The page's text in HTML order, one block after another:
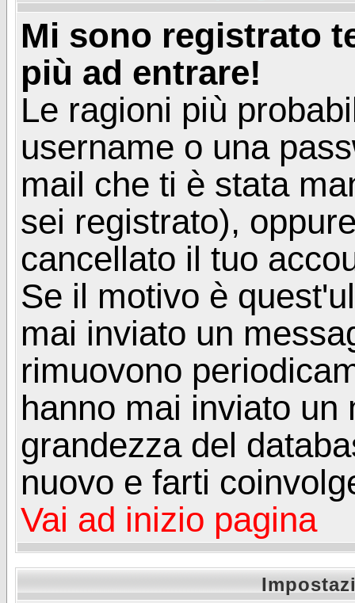
Mi sono registrato
più ad entrare!
Le ragioni più
username o una
mail che ti è stata
sei registrato),
cancellato il tuo
Se il motivo è
mai inviato un
rimuovono
hanno mai inviato
grandezza del
nuovo e farti
Vai ad inizio pagina